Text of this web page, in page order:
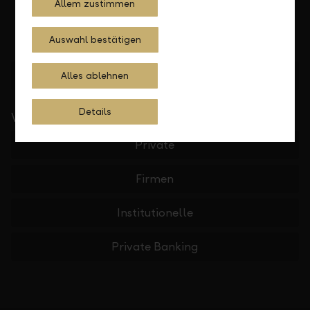
Standorte finden
Wichtige Links
Private
Firmen
Institutionelle
Private Banking
Allem zustimmen
Auswahl bestätigen
Alles ablehnen
Details